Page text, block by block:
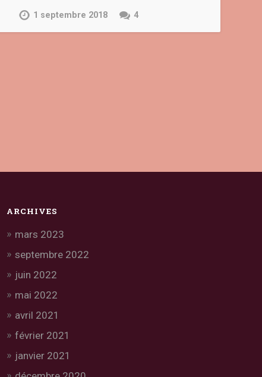
1 septembre 2018 4
ARCHIVES
mars 2023
septembre 2022
juin 2022
mai 2022
avril 2021
février 2021
janvier 2021